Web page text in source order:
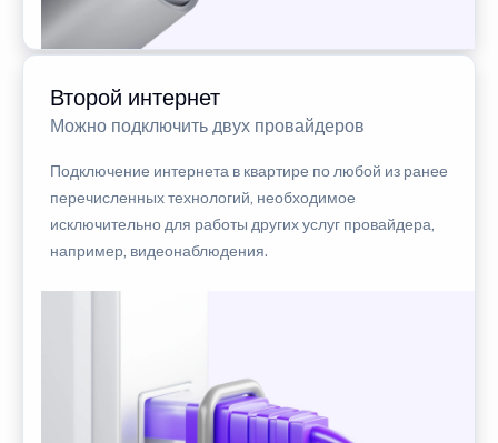
Второй интернет
Можно подключить двух провайдеров
Подключение интернета в квартире по любой из ранее
перечисленных технологий, необходимое
исключительно для работы других услуг провайдера,
например, видеонаблюдения.